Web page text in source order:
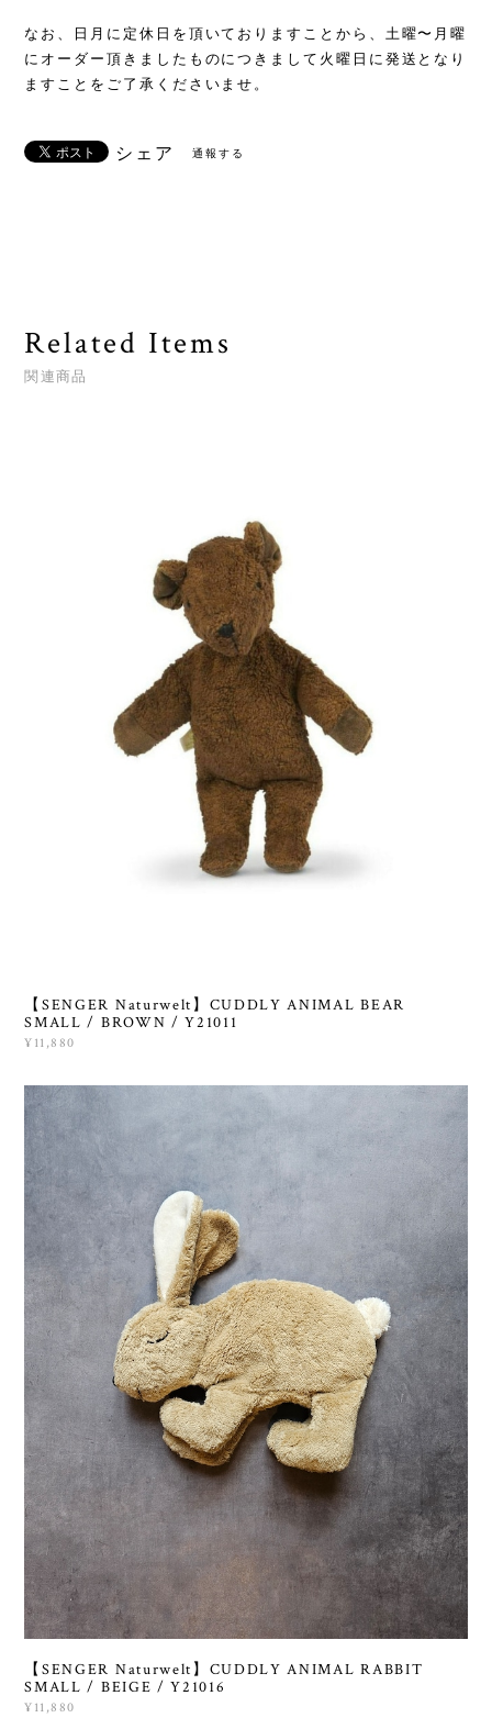
なお、日月に定休日を頂いておりますことから、土曜〜月曜
にオーダー頂きましたものにつきまして火曜日に発送となり
ますことをご了承くださいませ。
シェア 通報する
Related Items
関連商品
【SENGER Naturwelt】CUDDLY ANIMAL BEAR
SMALL / BROWN / Y21011
¥11,880
【SENGER Naturwelt】CUDDLY ANIMAL RABBIT
SMALL / BEIGE / Y21016
¥11,880